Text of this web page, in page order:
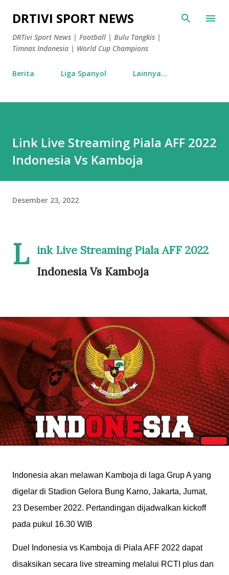
Langsung ke konten utama
DRTIVI SPORT NEWS
DRTivi Sport News | Football | Bulu Tangkis |
Timnas Indonesia | World Cup Champions
Berita Liga Spanyol Lainnya…
Link Live Streaming Piala AFF 2022
Indonesia Vs Kamboja
Desember 23, 2022
L
ink Live Streaming Piala AFF 2022
Indonesia Vs Kamboja
Indonesia akan melawan Kamboja di laga Grup A yang
digelar di Stadion Gelora Bung Karno, Jakarta, Jumat,
23 Desember 2022. Pertandingan dijadwalkan kickoff
pada pukul 16.30 WIB
Duel Indonesia vs Kamboja di Piala AFF 2022 dapat
disaksikan secara live streaming melalui RCTI plus dan